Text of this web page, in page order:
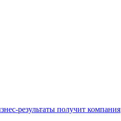
результаты получит компания